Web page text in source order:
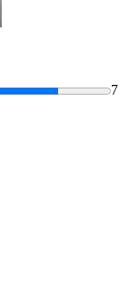
7